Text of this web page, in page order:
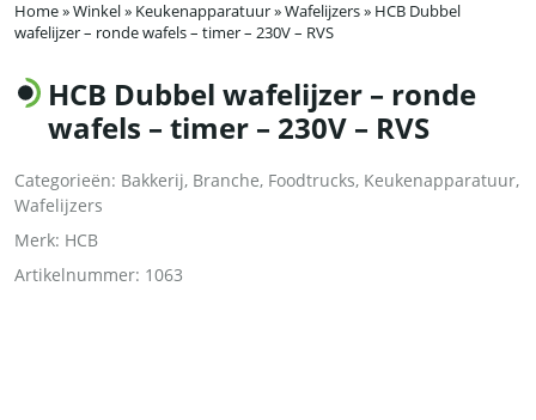
Home»Winkel» Keukenapparatuur»Wafelijzers» HCB Dubbel
wafelijzer – ronde wafels – timer – 230V – RVS
HCB Dubbel wafelijzer – ronde
wafels – timer – 230V – RVS
Categorieën: Bakkerij, Branche, Foodtrucks, Keukenapparatuur,
Wafelijzers
Merk: HCB
Artikelnummer: 1063